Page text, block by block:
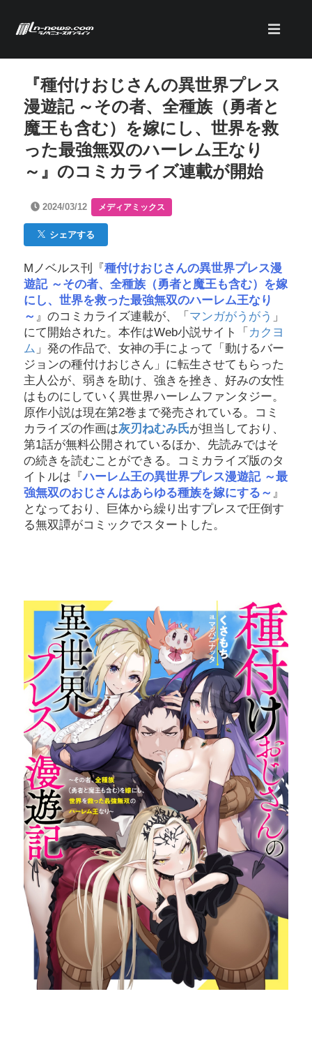
『種付けおじさんの異世界プレス
漫遊記 ～その者、全種族（勇者と
魔王も含む）を嫁にし、世界を救
った最強無双のハーレム王なり
～』のコミカライズ連載が開始
2024/03/12 メディアミックス
シェアする
Mノベルス刊『 種付けおじさんの異世界プレス漫
遊記 ～その者、全種族（勇者と魔王も含む）を嫁
にし、世界を救った最強無双のハーレム王なり
～ 』のコミカライズ連載が、「 マンガがうがう 」
にて開始された。本作はWeb小説サイト「 カクヨ
ム 」発の作品で、女神の手によって「動けるバー
ジョンの種付けおじさん」に転生させてもらった
主人公が、弱きを助け、強きを挫き、好みの女性
はものにしていく異世界ハーレムファンタジー。
原作小説は現在第2巻まで発売されている。コミ
カライズの作画は灰刃ねむみ氏が担当しており、
第1話が無料公開されているほか、先読みではそ
の続きを読むことができる。コミカライズ版のタ
イトルは『ハーレム王の異世界プレス漫遊記 ～最
強無双のおじさんはあらゆる種族を嫁にする～ 』
となっており、巨体から繰り出すプレスで圧倒す
る無双譚がコミックでスタートした。